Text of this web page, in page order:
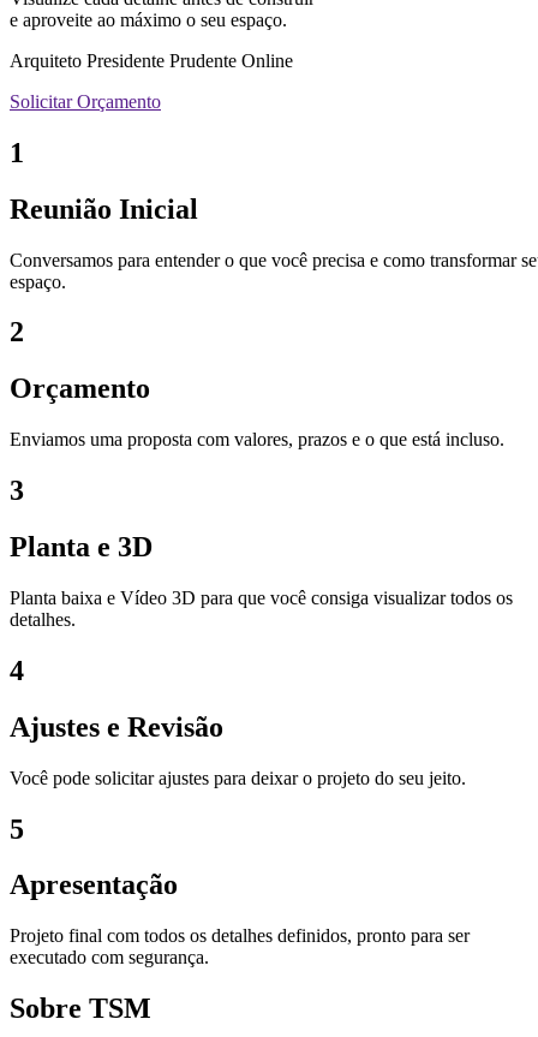
e aproveite ao máximo o seu espaço.
Arquiteto Presidente Prudente Online
Solicitar Orçamento
1
Reunião Inicial
Conversamos para entender o que você precisa e como transformar
espaço.
2
Orçamento
Enviamos uma proposta com valores, prazos e o que está incluso.
3
Planta e 3D
Planta baixa e Vídeo 3D para que você consiga visualizar todos os
detalhes.
4
Ajustes e Revisão
Você pode solicitar ajustes para deixar o projeto do seu jeito.
5
Apresentação
Projeto final com todos os detalhes definidos, pronto para ser
executado com segurança.
Sobre TSM